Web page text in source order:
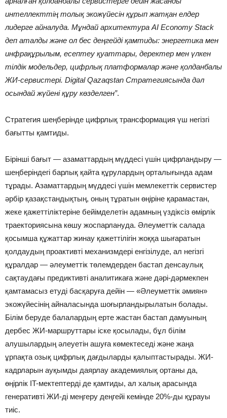
интеллекттің толық экожүйесін құрып жатқан елдер
лидерге айналуда. Мұндай архитектура AI Economy Stack
деп аталды және ол бес деңгейді қамтиды: энергетика мен
инфрақұрылым, есептеу қуаттары, деректер мен үлкен
тілдік модельдер, цифрлық платформалар және қолданбалы
ЖИ-сервистері. Digital Qazaqstan Стратегиясында дәл
осындай жүйені құру көзделген”.
Стратегия шеңберінде цифрлық трансформация үш негізгі
бағытты қамтиды.
Бірінші бағыт — азаматтардың мүддесі үшін цифрландыру —
шеңберіндегі барлық қайта құрулардың орталығында адам
тұрады. Азаматтардың мүддесі үшін мемлекеттік сервистер
әрбір қазақстандықтың, оның тұратын өңіріне қарамастан,
жеке қажеттіліктеріне бейімделетін адамның үздіксіз өмірлік
траекториясына көшу жоспарлануда. Әлеуметтік салада
қосымша құжаттар жинау қажеттілігін жоққа шығаратын
қолдаудың проактивті механизмдері енгізілуде, ал негізгі
құралдар — әлеуметтік төлемдерден бастап денсаулық
сақтаудағы предиктивті аналитикаға және дәрі-дәрмекпен
қамтамасыз етуді басқаруға дейін — «Әлеуметтік әмиян»
экожүйесінің айналасында шоғырландырылатын болады.
Білім беруде балалардың ерте жастан бастап дамуының
дербес ЖИ-маршруттары іске қосылады, бұл білім
алушылардың әлеуетін ашуға көмектеседі және жаңа
ұрпақта озық цифрлық дағдыларды қалыптастырады. ЖИ-
кадрларын ауқымды даярлау академиялық ортаны да,
өңірлік IT-мектептерді де қамтиды, ал халық арасында
генеративті ЖИ-ді меңгеру деңгейі кемінде 20%-ды құрауы
тиіс.